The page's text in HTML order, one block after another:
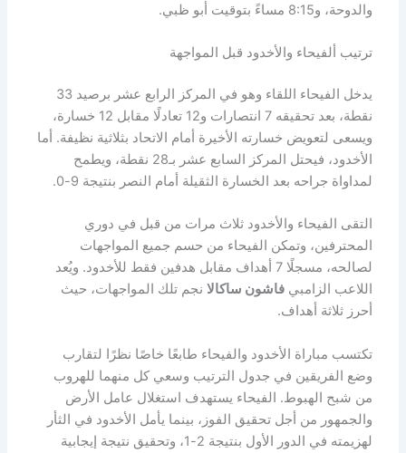
والدوحة، و8:15 مساءً بتوقيت أبو ظبي.
ترتيب ألفيحاء والأخدود قبل المواجهة
يدخل الفيحاء اللقاء وهو في المركز الرابع عشر برصيد 33
نقطة، بعد تحقيقه 7 انتصارات و12 تعادلًا مقابل 12 خسارة،
ويسعى لتعويض خسارته الأخيرة أمام الاتحاد بثلاثية نظيفة. أما
الأخدود، فيحتل المركز السابع عشر بـ28 نقطة، ويطمح
لمداواة جراحه بعد الخسارة الثقيلة أمام النصر بنتيجة 9-0.
التقى الفيحاء والأخدود ثلاث مرات من قبل في دوري
المحترفين، وتمكن الفيحاء من حسم جميع المواجهات
لصالحه، مسجلًا 7 أهداف مقابل هدفين فقط للأخدود. ويُعد
اللاعب الزامبيفاشون ساكالا نجم تلك المواجهات، حيث
أحرز ثلاثة أهداف.
تكتسب مباراة الأخدود والفيحاء طابعًا خاصًا نظرًا لتقارب
وضع الفريقين في جدول الترتيب وسعي كل منهما للهروب
من شبح الهبوط. الفيحاء يستهدف استغلال عامل الأرض
والجمهور من أجل تحقيق الفوز، بينما يأمل الأخدود في الثأر
لهزيمته في الدور الأول بنتيجة 2-1، وتحقيق نتيجة إيجابية